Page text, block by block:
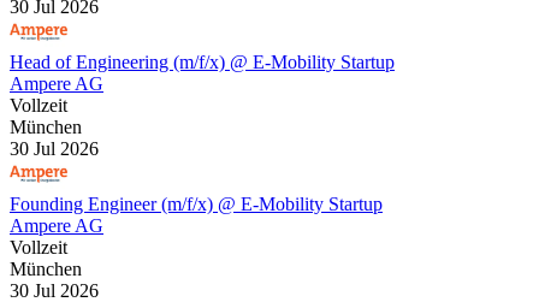
30 Jul 2026
Head of Engineering (m/f/x) @ E-Mobility Startup
Ampere AG
Vollzeit
München
30 Jul 2026
Founding Engineer (m/f/x) @ E-Mobility Startup
Ampere AG
Vollzeit
München
30 Jul 2026